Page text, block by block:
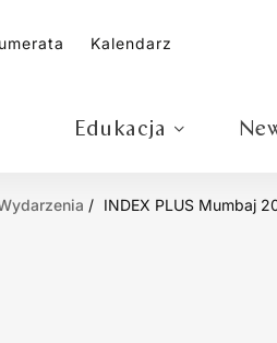
Kalendarz
Edukacja
INDEX PLUS Mumbaj